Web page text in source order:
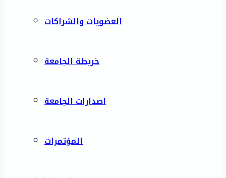
العضويات والشراكات
خريطة الجامعة
اصدارات الجامعة
المؤتمرات